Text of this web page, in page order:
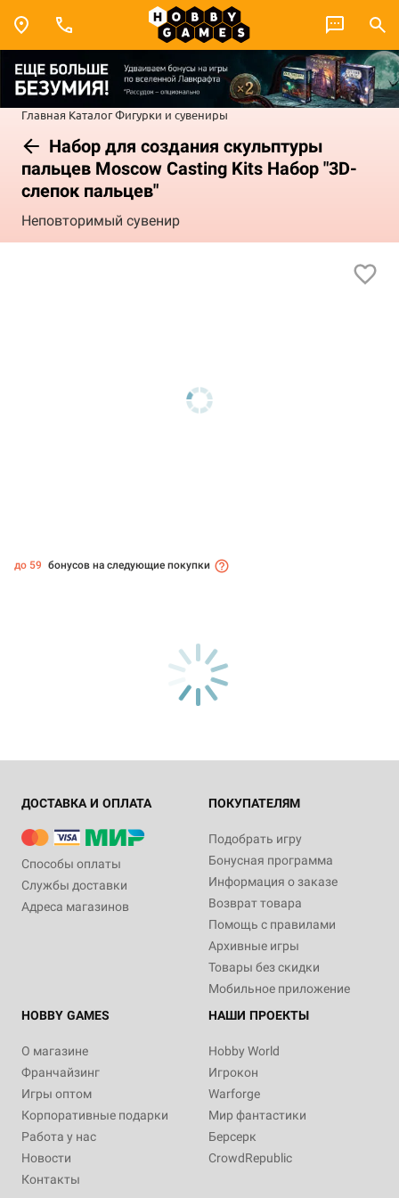
Главная КаталогФигурки и сувениры
Набор для создания скульптуры
пальцев Moscow Casting Kits Набор "3D-
слепок пальцев"
Неповторимый сувенир
до 59 бонусов на следующие покупки
ДОСТАВКА И ОПЛАТА
Способы оплаты
Службы доставки
Адреса магазинов
ПОКУПАТЕЛЯМ
Подобрать игру
Бонусная программа
Информация о заказе
Возврат товара
Помощь с правилами
Архивные игры
Товары без скидки
Мобильное приложение
HOBBY GAMES
О магазине
Франчайзинг
Игры оптом
Корпоративные подарки
Работа у нас
Новости
Контакты
НАШИ ПРОЕКТЫ
Hobby World
Игрокон
Warforge
Мир фантастики
Берсерк
CrowdRepublic